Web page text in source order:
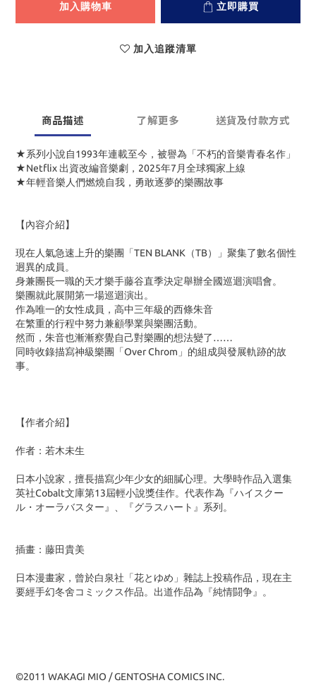
加入購物車 立即購買
加入追蹤清單
商品描述 了解更多 送貨及付款方式
★系列小說自1993年連載至今，被譽為「不朽的音樂青春名作」
★Netflix 出資改編音樂劇，2025年7月全球獨家上線
★年輕音樂人們燃燒自我，勇敢逐夢的樂團故事
【內容介紹】
現在人氣急速上升的樂團「TEN BLANK（TB）」聚集了數名個性
迥異的成員。
身兼團長一職的天才樂手藤谷直季決定舉辦全國巡迴演唱會。
樂團就此展開第一場巡迴演出。
作為唯一的女性成員，高中三年級的西條朱音
在繁重的行程中努力兼顧學業與樂團活動。
然而，朱音也漸漸察覺自己對樂團的想法變了……
同時收錄描寫神級樂團「Over Chrom」的組成與發展軌跡的故
事。
【作者介紹】
作者：若木未生
日本小說家，擅長描寫少年少女的細膩心理。大學時作品入選集
英社Cobalt文庫第13屆輕小說獎佳作。代表作為『ハイスクー
ル・オーラバスター』、『グラスハート』系列。
插畫：藤田貴美
日本漫畫家，曾於白泉社「花とゆめ」雜誌上投稿作品，現在主
要經手幻冬舍コミックス作品。出道作品為『純情闘争』。
©2011 WAKAGI MIO / GENTOSHA COMICS INC.